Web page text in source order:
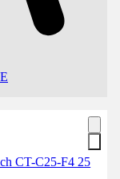
CT-C25-F4 25